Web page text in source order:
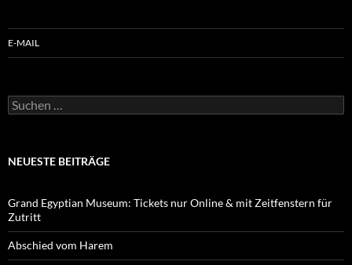
E-MAIL
Suchen
nach:
NEUESTE BEITRÄGE
Grand Egyptian Museum: Tickets nur Online & mit Zeitfenstern für
Zutritt
Abschied vom Harem